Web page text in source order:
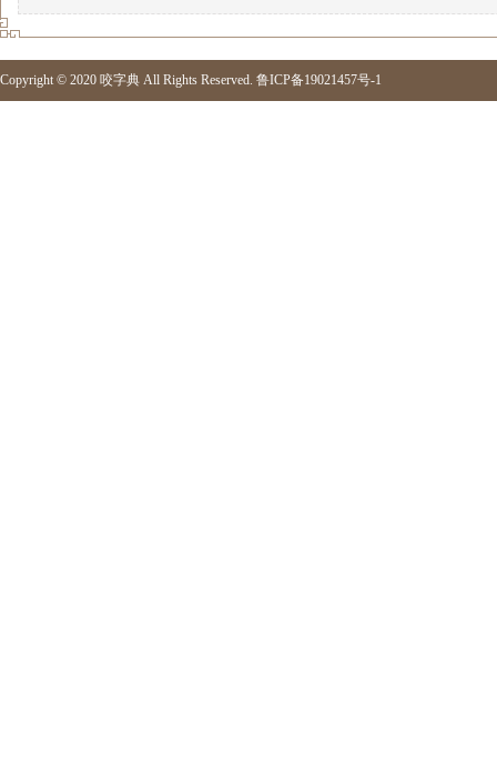
Copyright © 2020 咬字典 All Rights Reserved. 鲁ICP备19021457号-1